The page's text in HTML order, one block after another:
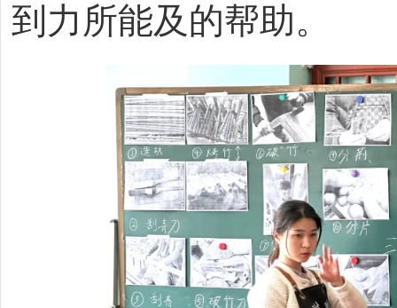
到力所能及的帮助。